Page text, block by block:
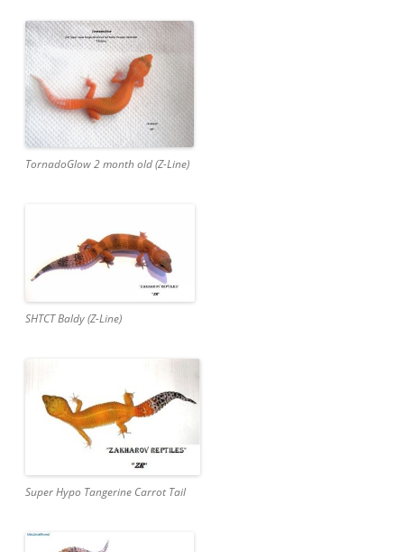
TornadoGlow 2 month old (Z-Line)
SHTCT Baldy (Z-Line)
Super Hypo Tangerine Carrot Tail